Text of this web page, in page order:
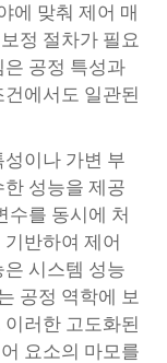
에 맞춰 제어 매
정 절차가 필요
공정 특성과
에서도 일관된
이나 가변 부
성능을 제공
수를 동시에 처
반하여 제어
시스템 성능
공정 역학에 보
러한 고도화된
요소의 마모를